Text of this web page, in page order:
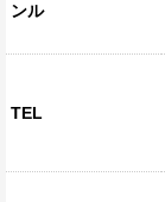
ンル
TEL